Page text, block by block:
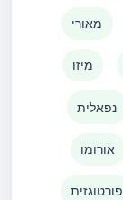
מאורי
מיזו
נפאלית
אורומו
פורטוגזית